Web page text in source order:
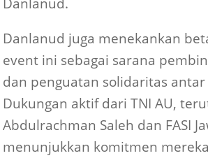
Danlanud juga menekankan
event ini sebagai sarana
dan penguatan solidaritas
Dukungan aktif dari TNI AU,
Abdulrachman Saleh dan FASI
menunjukkan komitmen